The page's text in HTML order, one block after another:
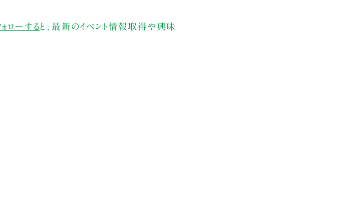
ローすると、最新のイベント情報取得や興味